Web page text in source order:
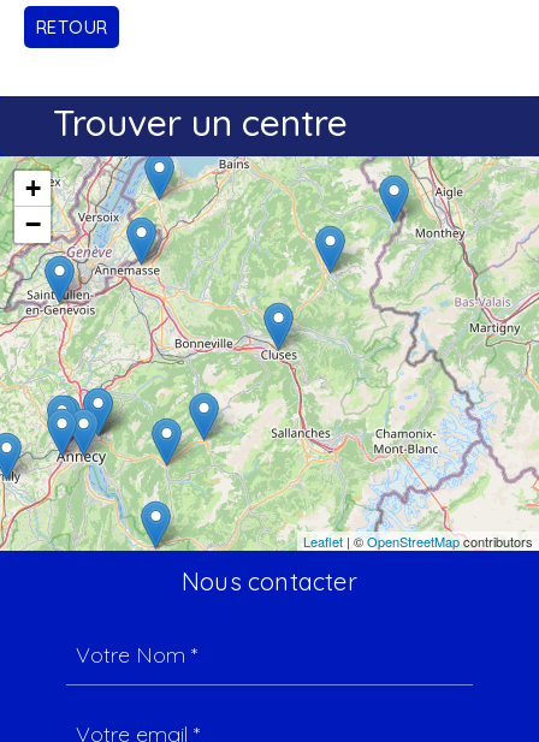
RETOUR
Trouver un centre
+
−
Leaflet | ©OpenStreetMapcontributors
Nous contacter